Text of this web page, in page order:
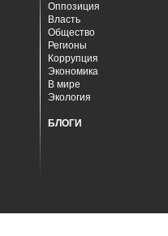
Оппозиция
Власть
Общество
Регионы
Коррупция
Экономика
В мире
Экология
БЛОГИ